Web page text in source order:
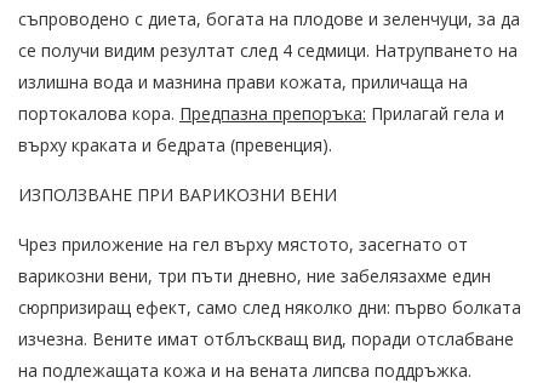
съпроводено с диета, богата на плодове и зеленчуци, за да
се получи видим резултат след 4 седмици. Натрупването на
излишна вода и мазнина прави кожата, приличаща на
портокалова кора. Предпазна препоръка: Прилагай гела и
върху краката и бедрата (превенция).
ИЗПОЛЗВАНЕ ПРИ ВАРИКОЗНИ ВЕНИ
Чрез приложение на гел върху мястото, засегнато от
варикозни вени, три пъти дневно, ние забелязахме един
сюрпризиращ ефект, само след няколко дни: първо болката
изчезна. Вените имат отблъскващ вид, поради отслабване
на подлежащата кожа и на вената липсва поддръжка.